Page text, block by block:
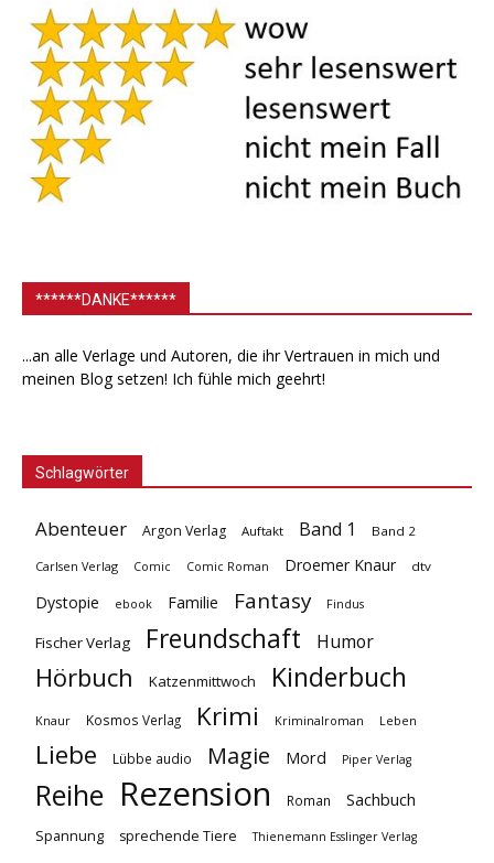
******DANKE******
...an alle Verlage und Autoren, die ihr Vertrauen in mich und
meinen Blog setzen! Ich fühle mich geehrt!
Schlagwörter
Abenteuer Argon Verlag Auftakt Band 1 Band 2
Carlsen Verlag Comic Comic Roman Droemer Knaur dtv
Dystopie ebook Familie Fantasy Findus
Fischer Verlag Freundschaft Humor
Hörbuch Katzenmittwoch Kinderbuch
Knaur Kosmos Verlag Krimi Kriminalroman Leben
Liebe Lübbe audio Magie Mord Piper Verlag
Reihe Rezension Roman Sachbuch
Spannung sprechende Tiere Thienemann Esslinger Verlag